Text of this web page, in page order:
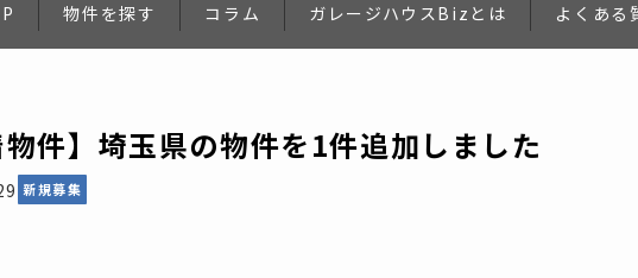
物件を探す コラム ガレージハウスBizとは よくある
物件】埼玉県の物件を1件追加しました
新規募集